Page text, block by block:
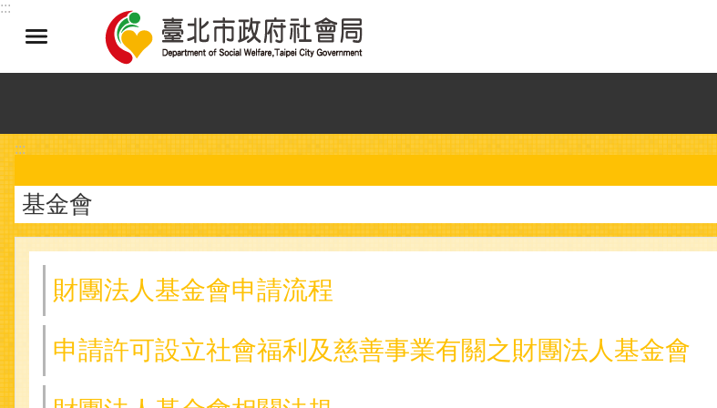
跳到主要內容區塊
:::
:::
基金會
財團法人基金會申請流程
申請許可設立社會福利及慈善事業有關之財團法人基金會